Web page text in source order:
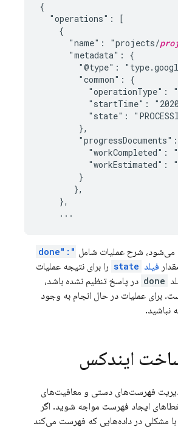
{
  "operations": [
    {
      "name": "projects/
      "metadata": {
"@type":
        "common": {
"operationType":
"startTime":
"state":
        },
"workCompleted":
"workEstimated":
        }
       },
    },
می‌شود، شرح عملیات شامل
"done":
فیلد state را برای نتیجه عملیات
done در پاسخ تنظیم نشده باشد،
برای عملیات در حال انجام به وجود
نباشید.
ایندکس
فهرست‌های دستی و معافیت‌های
ایجاد فهرست مواجه شوید. اگر
با مشکلی در داده‌هایی که فهرست می‌کند